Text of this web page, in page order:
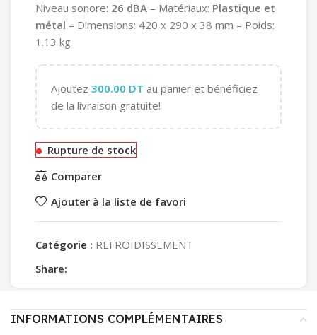
Niveau sonore: 26 dBA – Matériaux: Plastique et
métal – Dimensions: 420 x 290 x 38 mm – Poids:
1.13 kg
Ajoutez 300.00 DT au panier et bénéficiez
de la livraison gratuite!
Rupture de stock
Comparer
Ajouter à la liste de favori
Catégorie : REFROIDISSEMENT
Share:
INFORMATIONS COMPLÉMENTAIRES